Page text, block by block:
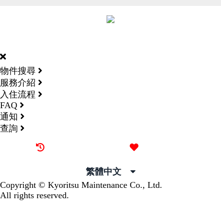
物件搜尋
服務介紹
入住流程
FAQ
通知
查詢
繁體中文
Copyright © Kyoritsu Maintenance Co., Ltd.
All rights reserved.